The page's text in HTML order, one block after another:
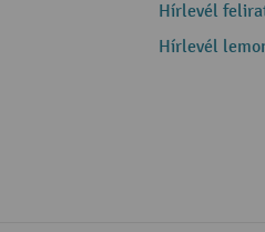
Hírlevél
Hírlevél